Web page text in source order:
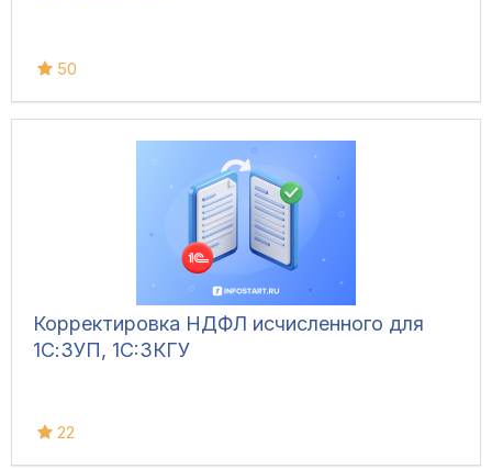
50
Корректировка НДФЛ исчисленного для
1С:ЗУП, 1C:ЗКГУ
22